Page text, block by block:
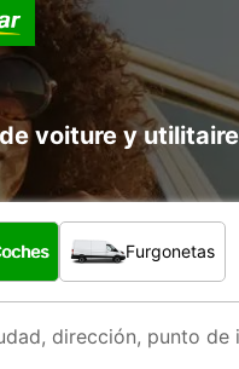
voiture y
de vehículo?
Furgonetas